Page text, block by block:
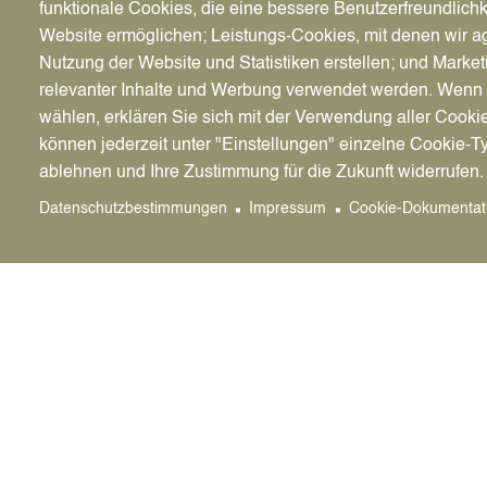
YouTube ist nach Google die beliebteste
Internetuser ein Video pro Tag ansehen.
Anders als Facebook und Instagram ist
sie ein relevantes Thema behandeln.
einfach lieber ein Video an, als lange Texte zu
Inhalte des Webinars:
Was muss ein YouTube-Neuling
Wie findet man die richtigen Keywords?
funktionale Cookies, die eine bessere
Website ermöglichen; Leistungs-Cookies, mit denen wir
Nutzung der Website und Statistiken erstellen; und
relevanter Inhalte und Werbung verwendet werden.
wählen, erklären Sie sich mit der Verwendung aller
können jederzeit unter "Einstellungen" einzelne Cookie-
ablehnen und Ihre Zustimmung für die Zukunft widerrufen.
Datenschutzbestimmungen Impressum Cookie-